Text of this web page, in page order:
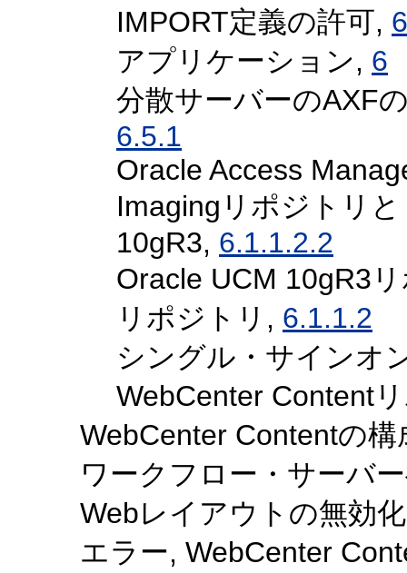
IMPORT定義の許可,
アプリケーション, 6
分散サーバーのAXF
6.5.1
Oracle Access
Imagingリポジトリ
10gR3, 6.1.1.2.2
Oracle UCM 10gR3
リポジトリ, 6.1.1.2
シングル・サインオ
WebCenter Content
WebCenter Contentの
ワークフロー・サーバ
Webレイアウトの無効
エラー, WebCenter